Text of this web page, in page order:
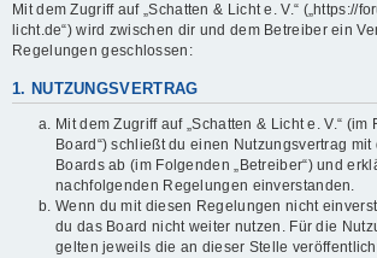
Mit dem Zugriff auf „Schatten & Licht e. V.“ („https://
licht.de“) wird zwischen dir und dem Betreiber ein
Regelungen geschlossen:
1. NUTZUNGSVERTRAG
Mit dem Zugriff auf „Schatten & Licht e. V.“ (im
Board“) schließt du einen Nutzungsvertrag
Boards ab (im Folgenden „Betreiber“) und
nachfolgenden Regelungen einverstanden.
Wenn du mit diesen Regelungen nicht
du das Board nicht weiter nutzen. Für die
gelten jeweils die an dieser Stelle